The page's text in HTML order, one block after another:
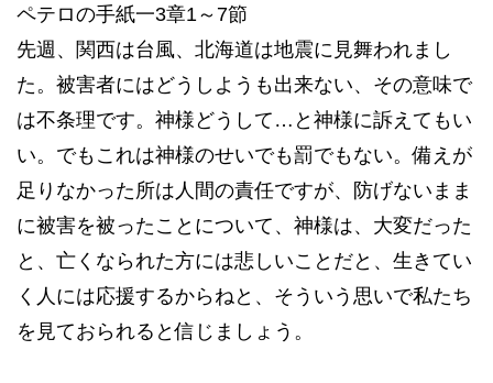
ペテロの手紙一3章1～7節
先週、関西は台風、北海道は地震に見舞われまし
た。被害者にはどうしようも出来ない、その意味で
は不条理です。神様どうして…と神様に訴えてもい
い。でもこれは神様のせいでも罰でもない。備えが
足りなかった所は人間の責任ですが、防げないまま
に被害を被ったことについて、神様は、大変だった
と、亡くなられた方には悲しいことだと、生きてい
く人には応援するからねと、そういう思いで私たち
を見ておられると信じましょう。